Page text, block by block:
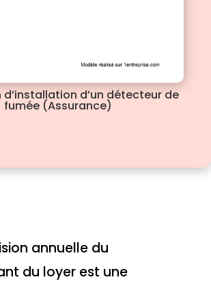
d’un détecteur de
fumée (Assurance)
annuelle du
du loyer est une